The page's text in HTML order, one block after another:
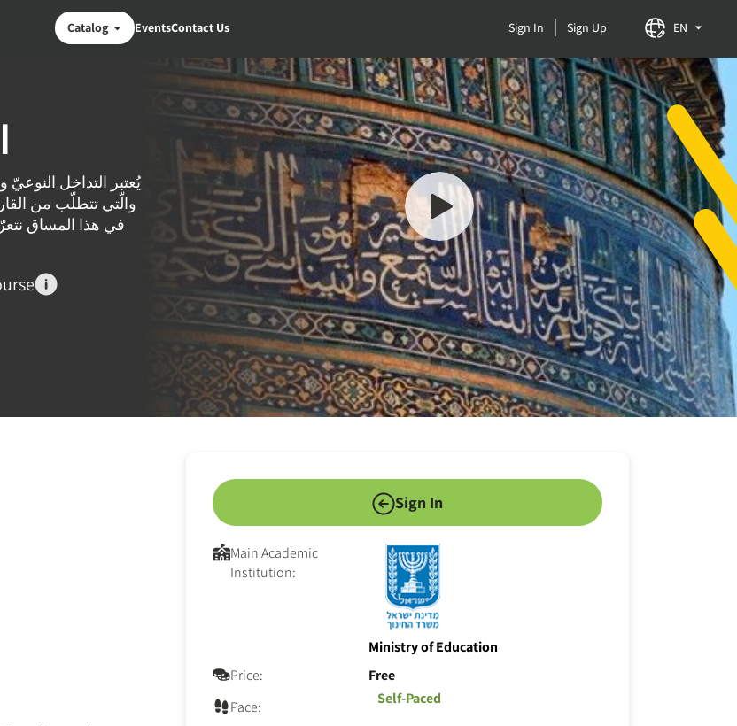
Catalog EventsContact Us Sign In Sign Up EN
يُعتبر التداخل النوعيّ
والّتي تتطلّب من
في هذا المساق
Sign In
Main Academic
Institution:
Ministry of Education
Price:
Free
Pace:
Self-Paced